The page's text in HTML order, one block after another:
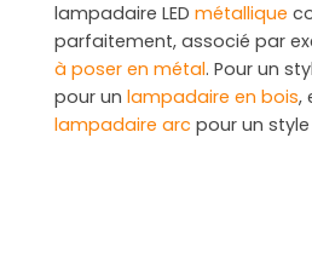
lampadaire LED métallique
parfaitement, associé par
à poser en métal. Pour un
pour un lampadaire en bois,
lampadaire arc pour un